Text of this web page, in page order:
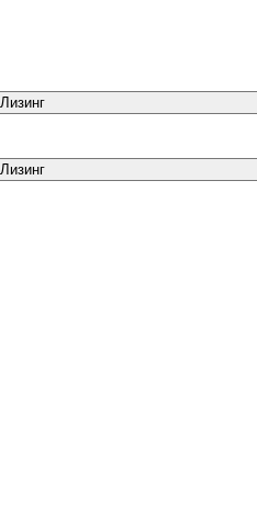
Лизинг
Лизинг